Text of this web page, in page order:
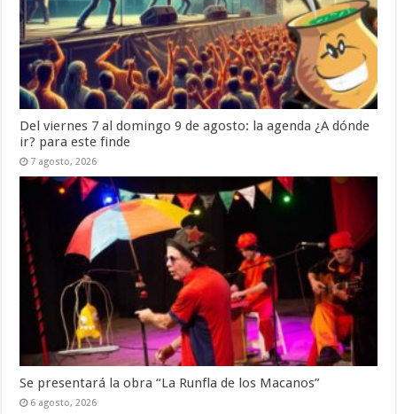
Del viernes 7 al domingo 9 de agosto: la agenda ¿A dónde
ir? para este finde
7 agosto, 2026
Se presentará la obra “La Runfla de los Macanos”
6 agosto, 2026